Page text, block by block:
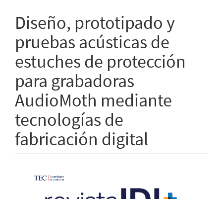
Diseño, prototipado y
pruebas acústicas de
estuches de protección
para grabadoras
AudioMoth mediante
tecnologías de
fabricación digital
Barra
lateral